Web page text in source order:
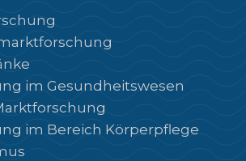
im Gesundheitswesen
im Bereich Körperpflege